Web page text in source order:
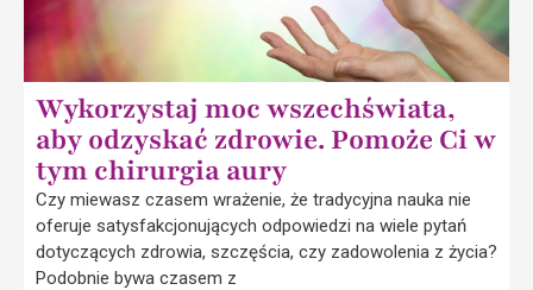
Wykorzystaj moc wszechświata,
aby odzyskać zdrowie. Pomoże Ci w
tym chirurgia aury
Czy miewasz czasem wrażenie, że tradycyjna nauka nie
oferuje satysfakcjonujących odpowiedzi na wiele pytań
dotyczących zdrowia, szczęścia, czy zadowolenia z życia?
Podobnie bywa czasem z